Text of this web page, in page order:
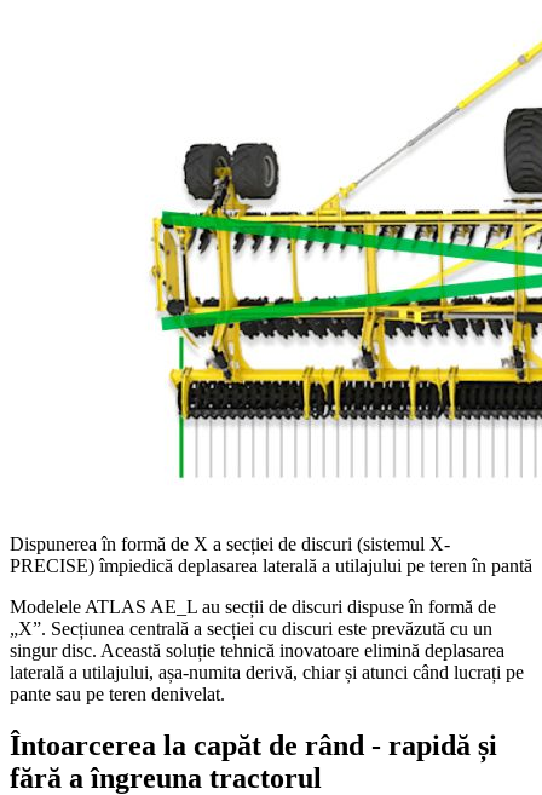
Dispunerea în formă de X a secției de discuri (sistemul X-
PRECISE) împiedică deplasarea laterală a utilajului pe teren în pantă
Modelele ATLAS AE_L au secții de discuri dispuse în formă de
„X”. Secțiunea centrală a secției cu discuri este prevăzută cu un
singur disc. Această soluție tehnică inovatoare elimină deplasarea
laterală a utilajului, așa-numita derivă, chiar și atunci când lucrați pe
pante sau pe teren denivelat.
Întoarcerea la capăt de rând - rapidă și
fără a îngreuna tractorul